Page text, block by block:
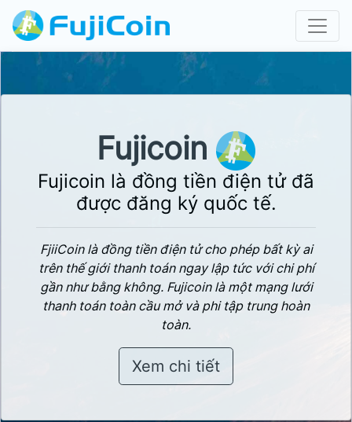
Fujicoin
Fujicoin là đồng tiền điện tử đã
được đăng ký quốc tế.
FjiiCoin là đồng tiền điện tử cho phép bất kỳ ai
trên thế giới thanh toán ngay lập tức với chi phí
gần như bằng không. Fujicoin là một mạng lưới
thanh toán toàn cầu mở và phi tập trung hoàn
toàn.
Xem chi tiết